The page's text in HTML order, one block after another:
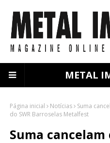
METAL
Página inicial Notícias
Suma
do SWR Barroselas Metalfest
Suma